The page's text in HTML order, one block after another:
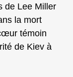
de Lee Miller
la mort
témoin
de Kiev à